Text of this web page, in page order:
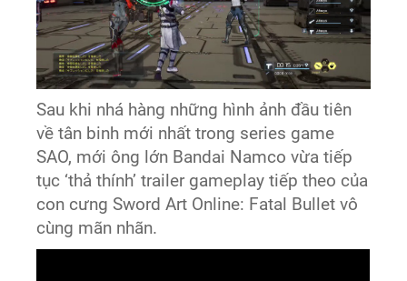
Sau khi nhá hàng những hình ảnh đầu tiên
về tân binh mới nhất trong series game
SAO, mới ông lớn Bandai Namco vừa tiếp
tục ‘thả thính’ trailer gameplay tiếp theo của
con cưng Sword Art Online: Fatal Bullet vô
cùng mãn nhãn.